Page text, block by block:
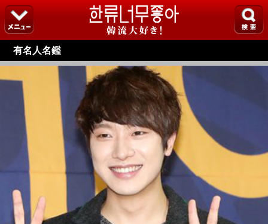
有名人名鑑